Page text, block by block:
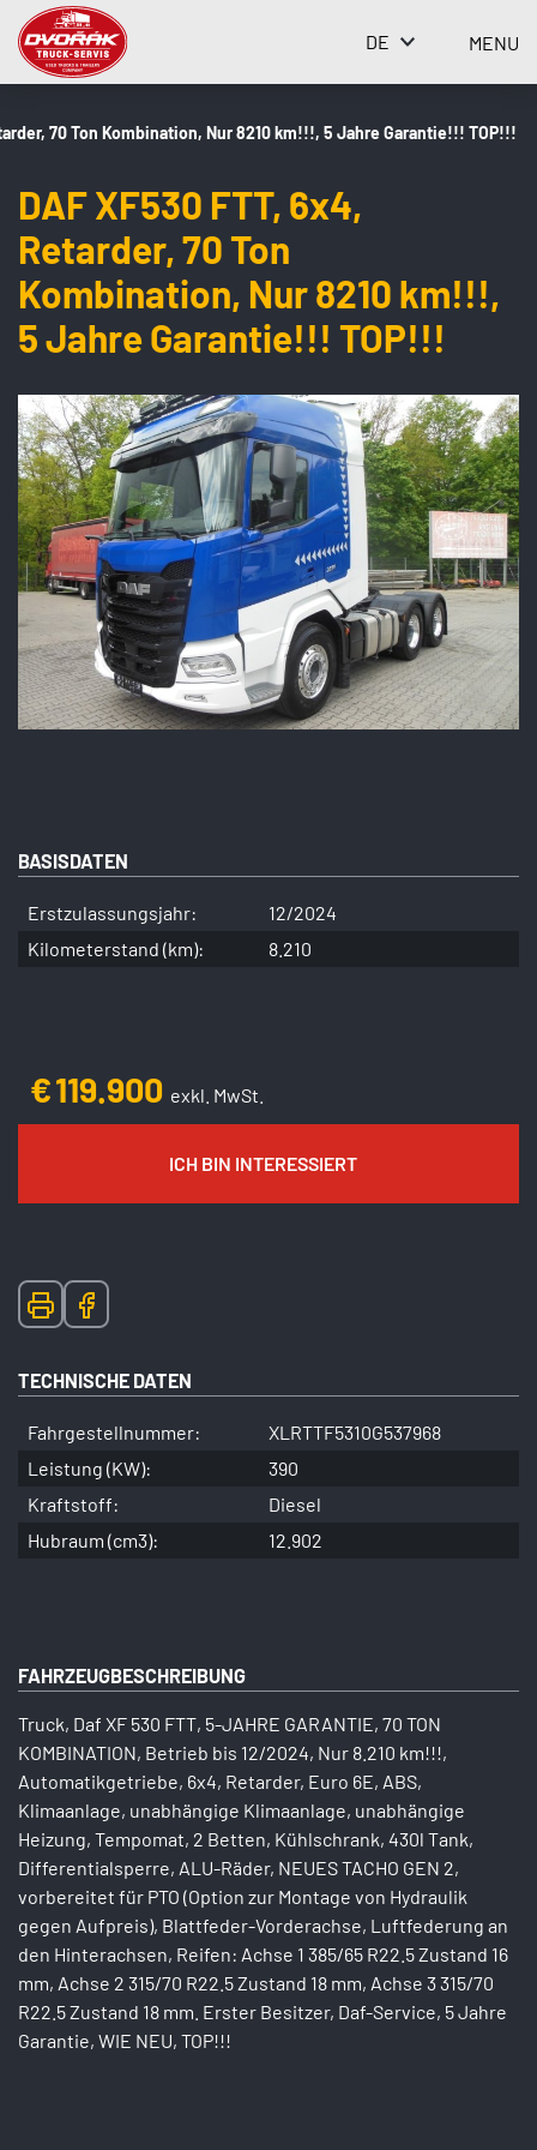
MENU
DE
70 Ton Kombination, Nur 8210 km!!!, 5 Jahre Garantie!!! TOP!!!
DAF XF530 FTT, 6x4,
Retarder, 70 Ton
Kombination, Nur 8210 km!!!,
5 Jahre Garantie!!! TOP!!!
€119.900 exkl. MwSt.
ICH BIN INTERESSIERT
BASISDATEN
Erstzulassungsjahr:
12/2024
Kilometerstand (km):
8.210
TECHNISCHE DATEN
Fahrgestellnummer:
XLRTTF5310G537968
Leistung (KW):
390
Kraftstoff:
Diesel
Hubraum (cm3):
12.902
FAHRZEUGBESCHREIBUNG
Truck, Daf XF 530 FTT, 5-JAHRE GARANTIE, 70 TON
KOMBINATION, Betrieb bis 12/2024, Nur 8.210 km!!!,
Automatikgetriebe, 6x4, Retarder, Euro 6E, ABS,
Klimaanlage, unabhängige Klimaanlage, unabhängige
Heizung, Tempomat, 2 Betten, Kühlschrank, 430l Tank,
Differentialsperre, ALU-Räder, NEUES TACHO GEN 2,
vorbereitet für PTO (Option zur Montage von Hydraulik
gegen Aufpreis), Blattfeder-Vorderachse, Luftfederung an
den Hinterachsen, Reifen: Achse 1 385/65 R22.5 Zustand 16
mm, Achse 2 315/70 R22.5 Zustand 18 mm, Achse 3 315/70
R22.5 Zustand 18 mm. Erster Besitzer, Daf-Service, 5 Jahre
Garantie, WIE NEU, TOP!!!